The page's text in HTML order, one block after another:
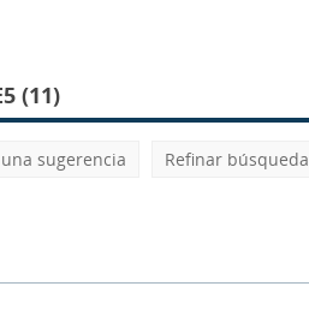
(11)
sugerencia
Refinar búsqueda